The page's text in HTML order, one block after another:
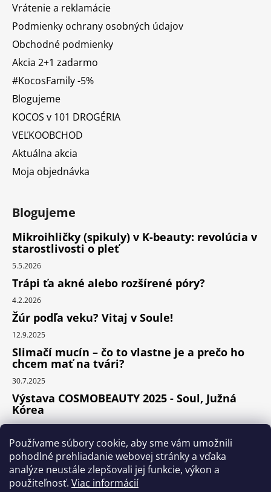
Používame súbory cookie, aby sme vám umožnili
pohodlné prehliadanie webovej stránky a vďaka
analýze neustále zlepšovali jej funkcie, výkon a
použiteľnosť. Viac informácií
Vrátenie a reklamácie
Podmienky ochrany osobných údajov
Obchodné podmienky
Akcia 2+1 zadarmo
#KocosFamily -5%
Blogujeme
KOCOS v 101 DROGÉRIA
VEĽKOOBCHOD
Aktuálna akcia
Moja objednávka
Blogujeme
Mikroihličky (spikuly) v K-beauty: revolúcia v
starostlivosti o pleť
5.5.2026
Trápi ťa akné alebo rozšírené póry?
4.2.2026
Žúr podľa veku? Vitaj v Soule!
12.9.2025
Slimačí mucín – čo to vlastne je a prečo ho
chcem mať na tvári?
30.7.2025
Výstava COSMOBEAUTY 2025 - Soul, Južná
Kórea
11.6.2025
Instagram